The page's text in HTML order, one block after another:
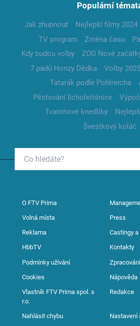
Populární
Jak zhubnout Nejlepší filmy 2024
TV program
Změna času
Kdy budou volby
ZOO Nové
7 pádů Honzy Dědka
Volby 2025
Tatarák podle Pohlreicha
Pěstování lichořeřišnice
Tvarohové knedlíky
Švestkový koláč
O FTV Prima
Volná místa Press
Reklama Castingy a
HbbTV Kontakty
Podmínky užívání
Cookies Nápověda
Vlastník FTV Prima spol. s
r.o.
Redakce
Nahlásit chybu Nastavení